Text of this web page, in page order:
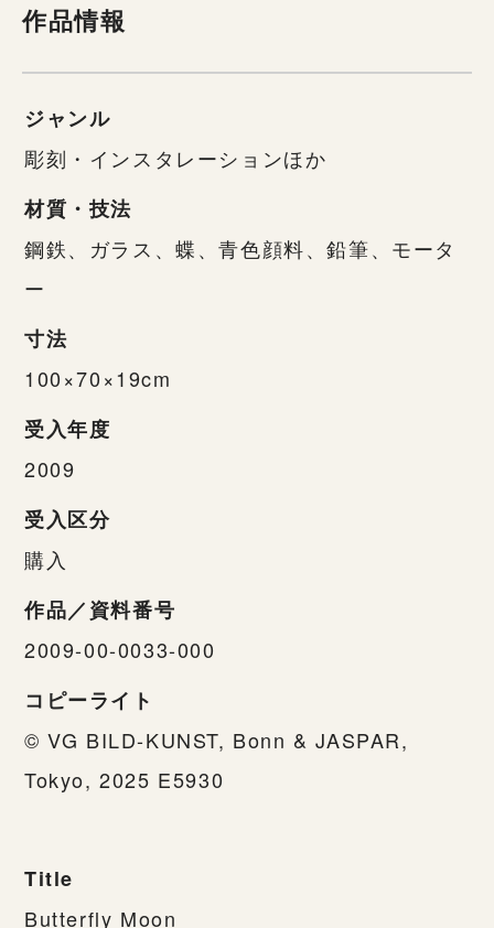
作品情報
ジャンル
彫刻・インスタレーションほか
材質・技法
鋼鉄、ガラス、蝶、青色顔料、鉛筆、モータ
ー
寸法
100×70×19cm
受入年度
2009
受入区分
購入
作品／資料番号
2009-00-0033-000
コピーライト
© VG BILD-KUNST, Bonn & JASPAR,
Tokyo, 2025 E5930
Title
Butterfly Moon